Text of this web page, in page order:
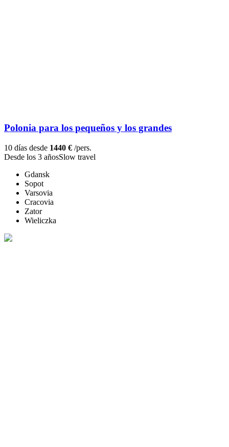
Polonia para los pequeños y los grandes
10 días desde 1440 € /pers.
Desde los 3 añosSlow travel
Gdansk
Sopot
Varsovia
Cracovia
Zator
Wieliczka